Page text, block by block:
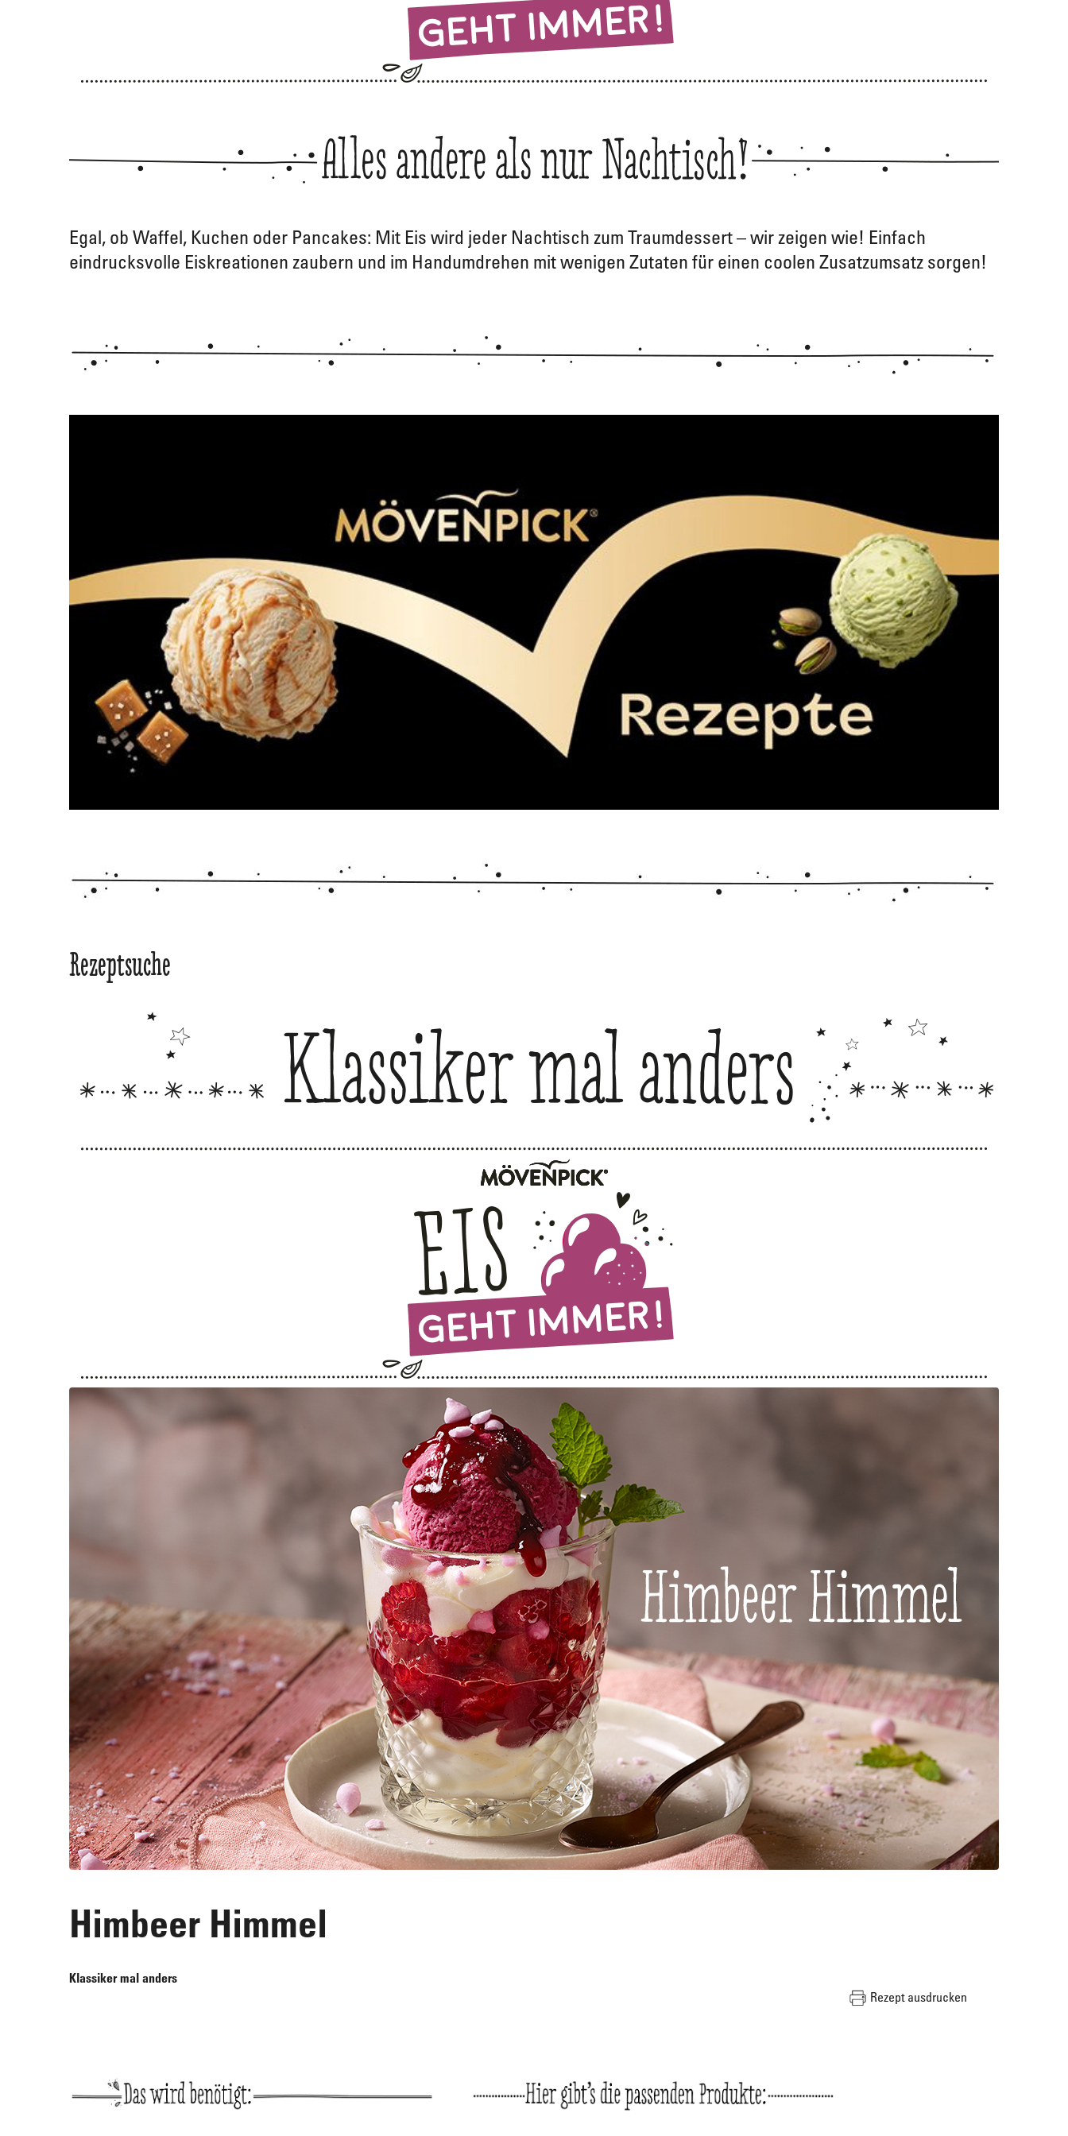
Egal, ob Waffel, Kuchen oder Pancakes: Mit Eis wird jeder Nachtisch zum Traumdessert – wir zeigen wie! Einfach
eindrucksvolle Eiskreationen zaubern und im Handumdrehen mit wenigen Zutaten für einen coolen Zusatzumsatz sorgen!
Rezeptsuche
Himbeer Himmel
Klassiker mal anders
Rezept ausdrucken